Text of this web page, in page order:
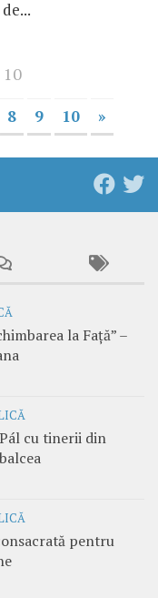
8 9 10 »
la Față” –
cu tinerii din
pentru